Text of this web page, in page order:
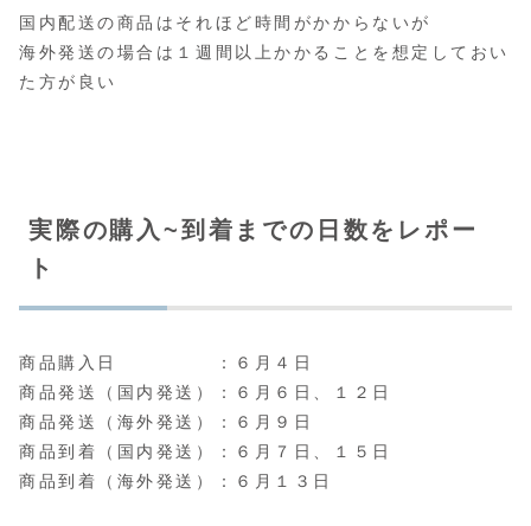
国内配送の商品はそれほど時間がかからないが
海外発送の場合は１週間以上かかることを想定しておい
た方が良い
実際の購入~到着までの日数をレポー
ト
商品購入日 ：６月４日
商品発送（国内発送）：６月６日、１２日
商品発送（海外発送）：６月９日
商品到着（国内発送）：６月７日、１５日
商品到着（海外発送）：６月１３日